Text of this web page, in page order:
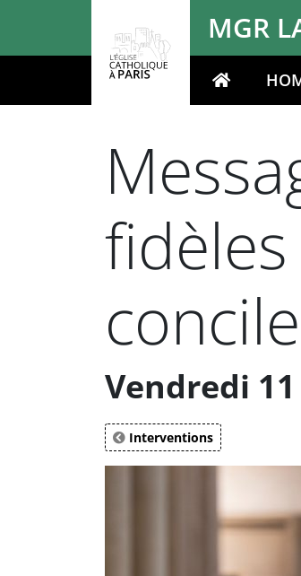
MGR
Votre recherche
fidèles
Vendredi
Interventions